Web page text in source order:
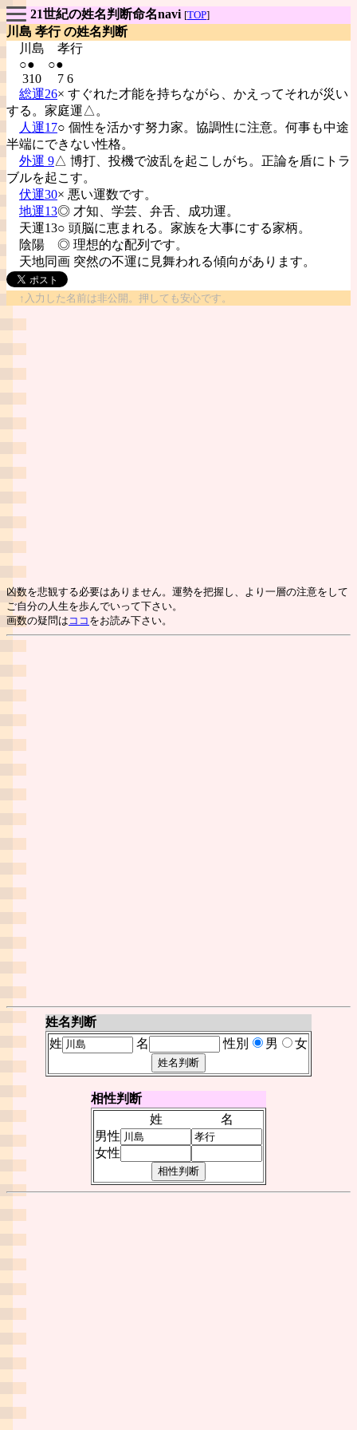
21世紀の姓名判断命名navi [TOP]
川島 孝行 の姓名判断
川島 孝行
○● ○●
310 7 6
総運26× すぐれた才能を持ちながら、かえってそれが災い
する。家庭運△。
人運17○ 個性を活かす努力家。協調性に注意。何事も中途
半端にできない性格。
外運 9△ 博打、投機で波乱を起こしがち。正論を盾にトラ
ブルを起こす。
伏運30× 悪い運数です。
地運13◎ 才知、学芸、弁舌、成功運。
天運13○ 頭脳に恵まれる。家族を大事にする家柄。
陰陽 ◎ 理想的な配列です。
天地同画 突然の不運に見舞われる傾向があります。
↑入力した名前は非公開。押しても安心です。
凶数を悲観する必要はありません。運勢を把握し、より一層の注意をして
ご自分の人生を歩んでいって下さい。
画数の疑問は ココ をお読み下さい。
姓名判断
姓
名 性別 男 女
相性判断
姓
名
男性
女性